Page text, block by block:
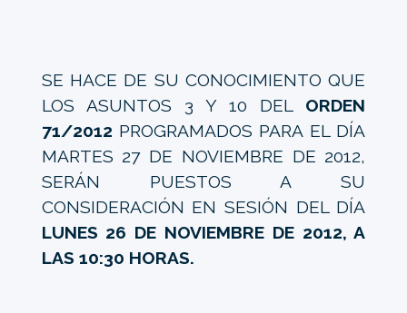
SE HACE DE SU CONOCIMIENTO QUE
LOS ASUNTOS 3 Y 10 DEL ORDEN
71/2012 PROGRAMADOS PARA EL DÍA
MARTES 27 DE NOVIEMBRE DE 2012,
SERÁN PUESTOS A SU
CONSIDERACIÓN EN SESIÓN DEL DÍA
LUNES 26 DE NOVIEMBRE DE 2012, A
LAS 10:30 HORAS.